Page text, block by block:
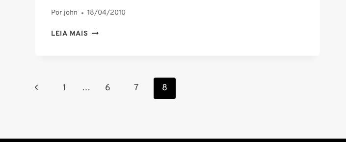
Porjohn 18/04/2010
LEIA MAIS AAA
Navegação
Página
1 … 6 7 8